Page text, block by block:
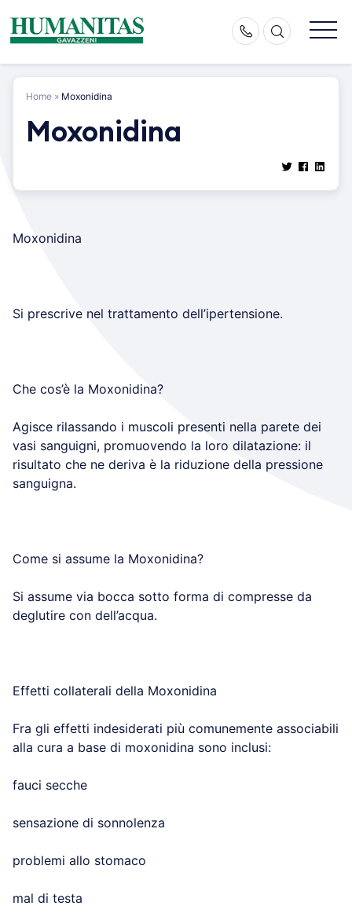
content
Home » Moxonidina
Moxonidina
Moxonidina
Si prescrive nel trattamento dell’ipertensione.
Che cos’è la Moxonidina?
Agisce rilassando i muscoli presenti nella parete dei
vasi sanguigni, promuovendo la loro dilatazione: il
risultato che ne deriva è la riduzione della pressione
sanguigna.
Come si assume la Moxonidina?
Si assume via bocca sotto forma di compresse da
deglutire con dell’acqua.
Effetti collaterali della Moxonidina
Fra gli effetti indesiderati più comunemente associabili
alla cura a base di moxonidina sono inclusi:
fauci secche
sensazione di sonnolenza
problemi allo stomaco
mal di testa